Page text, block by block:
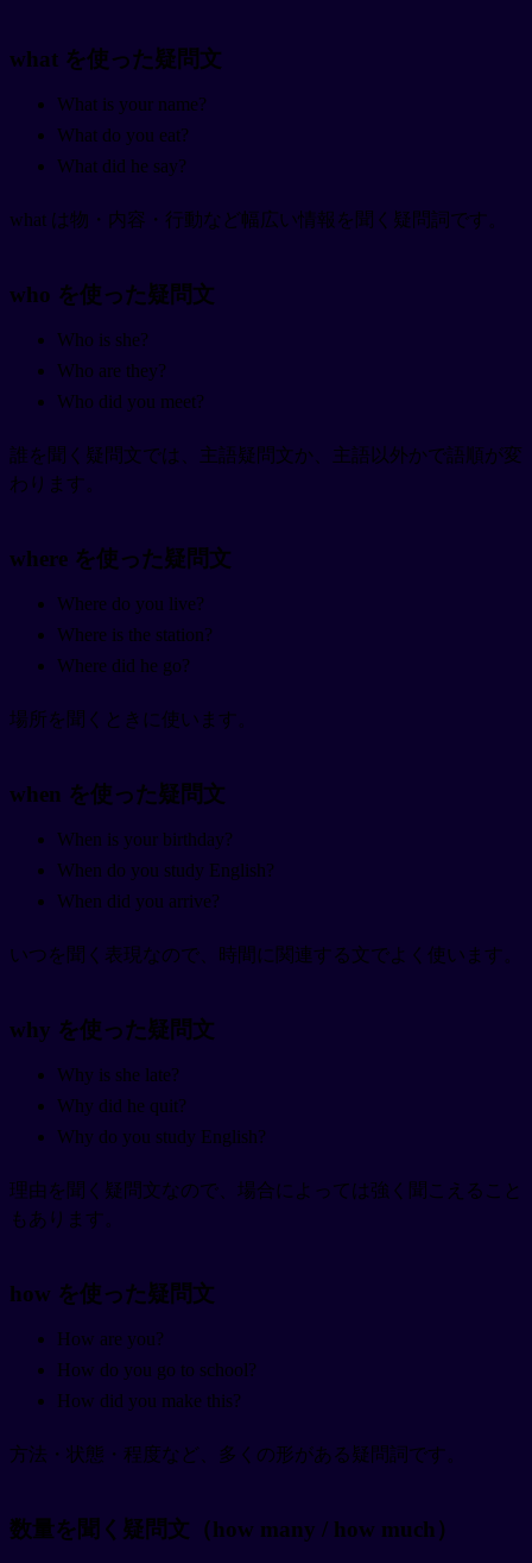
what を使った疑問文
What is your name?
What do you eat?
What did he say?
what は物・内容・行動など幅広い情報を聞く疑問詞です。
who を使った疑問文
Who is she?
Who are they?
Who did you meet?
誰を聞く疑問文では、主語疑問文か、主語以外かで語順が変
わります。
where を使った疑問文
Where do you live?
Where is the station?
Where did he go?
場所を聞くときに使います。
when を使った疑問文
When is your birthday?
When do you study English?
When did you arrive?
いつを聞く表現なので、時間に関連する文でよく使います。
why を使った疑問文
Why is she late?
Why did he quit?
Why do you study English?
理由を聞く疑問文なので、場合によっては強く聞こえること
もあります。
how を使った疑問文
How are you?
How do you go to school?
How did you make this?
方法・状態・程度など、多くの形がある疑問詞です。
数量を聞く疑問文（how many / how much）